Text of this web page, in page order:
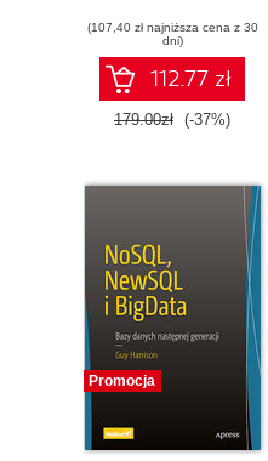
(107,40 zł najniższa cena z 30
dni)
112.77 zł
179.00zł (-37%)
Promocja